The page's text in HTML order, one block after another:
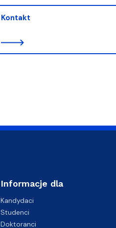
Kontakt
Informacje dla
Kandydaci
Studenci
Doktoranci